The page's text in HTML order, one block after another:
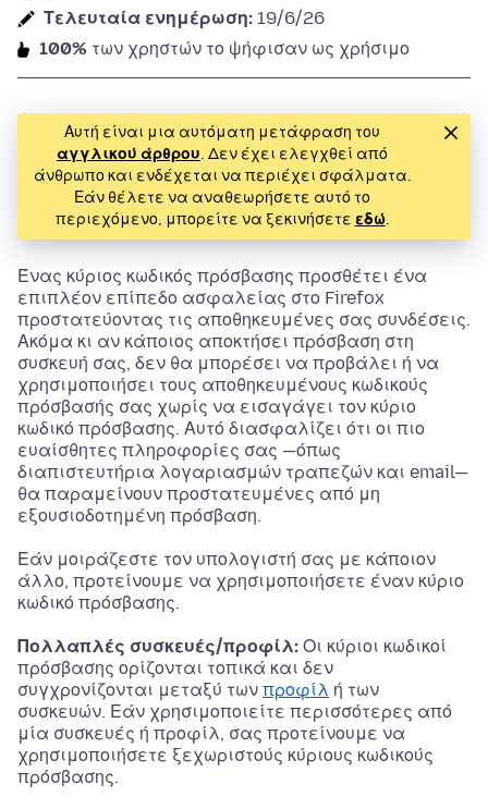
Τελευταία ενημέρωση: 19/6/26
100% των χρηστών το ψήφισαν ως χρήσιμο
Αυτή είναι μια αυτόματη μετάφραση του
αγγλικού άρθρου. Δεν έχει ελεγχθεί από
άνθρωπο και ενδέχεται να περιέχει σφάλματα.
Εάν θέλετε να αναθεωρήσετε αυτό το
περιεχόμενο, μπορείτε να ξεκινήσετε εδώ.
Ένας κύριος κωδικός πρόσβασης προσθέτει ένα
επιπλέον επίπεδο ασφαλείας στο Firefox
προστατεύοντας τις αποθηκευμένες σας συνδέσεις.
Ακόμα κι αν κάποιος αποκτήσει πρόσβαση στη
συσκευή σας, δεν θα μπορέσει να προβάλει ή να
χρησιμοποιήσει τους αποθηκευμένους κωδικούς
πρόσβασής σας χωρίς να εισαγάγει τον κύριο
κωδικό πρόσβασης. Αυτό διασφαλίζει ότι οι πιο
ευαίσθητες πληροφορίες σας —όπως
διαπιστευτήρια λογαριασμών τραπεζών και email—
θα παραμείνουν προστατευμένες από μη
εξουσιοδοτημένη πρόσβαση.
Εάν μοιράζεστε τον υπολογιστή σας με κάποιον
άλλο, προτείνουμε να χρησιμοποιήσετε έναν κύριο
κωδικό πρόσβασης.
Πολλαπλές συσκευές/προφίλ: Οι κύριοι κωδικοί
πρόσβασης ορίζονται τοπικά και δεν
συγχρονίζονται μεταξύ των προφίλ ή των
συσκευών. Εάν χρησιμοποιείτε περισσότερες από
μία συσκευές ή προφίλ, σας προτείνουμε να
χρησιμοποιήσετε ξεχωριστούς κύριους κωδικούς
πρόσβασης.